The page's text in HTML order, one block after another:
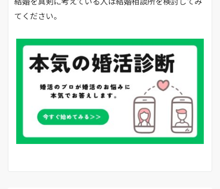
てください。